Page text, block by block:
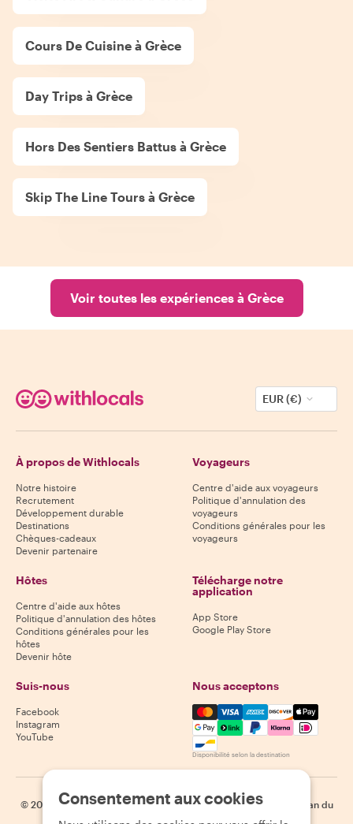
Cours De Cuisine à Grèce
Day Trips à Grèce
Hors Des Sentiers Battus à Grèce
Skip The Line Tours à Grèce
Voir toutes les expériences à Grèce
EUR (€)
À propos de Withlocals
Notre histoire
Recrutement
Développement durable
Destinations
Chèques-cadeaux
Devenir partenaire
Voyageurs
Centre d'aide aux voyageurs
Politique d'annulation des
voyageurs
Conditions générales pour les
voyageurs
Hôtes
Centre d'aide aux hôtes
Politique d'annulation des hôtes
Conditions générales pour les
hôtes
Devenir hôte
Télécharge notre
application
App Store
Google Play Store
Suis-nous
Facebook
Instagram
YouTube
Nous acceptons
Mastercard, Visa, Amex,
Disponibilité selon la destination
© 2026 Withlocals.com | Politique de confidentialité | Cookies
Plan du
site
Consentement aux cookies